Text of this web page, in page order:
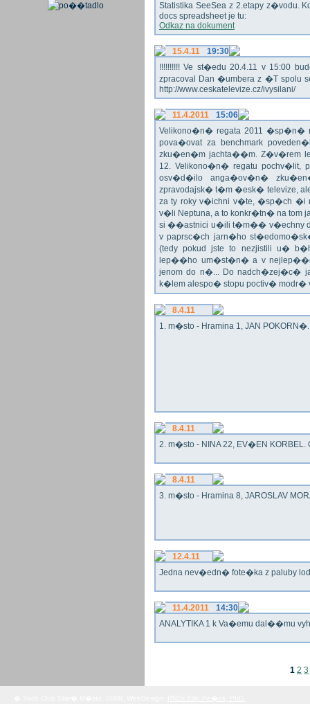
Statistika SeeSea z 2.etapy z�vodu.
docs spreadsheet je tu:
Odkaz na dokument
15.4.11
19:30
!!!!!!!!!! Ve st�edu 20.4.11 v 15:00
zpracoval Dan �umbera z �T spolu
http://www.ceskatelevize.cz/ivysilani/
11.4.2011
15:06
Velikono�n� regata 2011 �sp�n�
pova�ovat za benchmark
zku�en�m jachta��m. Z�v�rem
12. Velikono�n� regatu
osv�d�ilo anga�ov�n�
zpravodajsk� t�m �esk� televize,
za ty roky v�ichni v�te, �sp�ch
v�li Neptuna, a to konkr�tn� na tom
si ��astnici u�ili t�m�� v�echny
v paprsc�ch jarn�ho
(tedy pokud jste to nezjistili u�
lep��ho um�st�n� a v
jenom do n�... Do nadch�zej�c�
k�lem alespo� stopu poctiv�
8.4.11
1. m�sto - Hramina 1, JAN
8.4.11
2. m�sto - NINA 22, EV�EN KORBEL.
8.4.11
3. m�sto - Hramina 8, JAROSLAV
12.4.11
Jedna nev�edn� fote�ka z paluby
11.4.2011
14:30
ANALYTIKA 1 k Va�emu dal��mu
1 2 3